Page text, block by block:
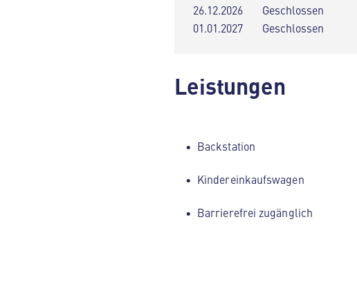
26.12.2026
Geschlossen
01.01.2027
Geschlossen
Leistungen
Backstation
Kindereinkaufswagen
Barrierefrei zugänglich